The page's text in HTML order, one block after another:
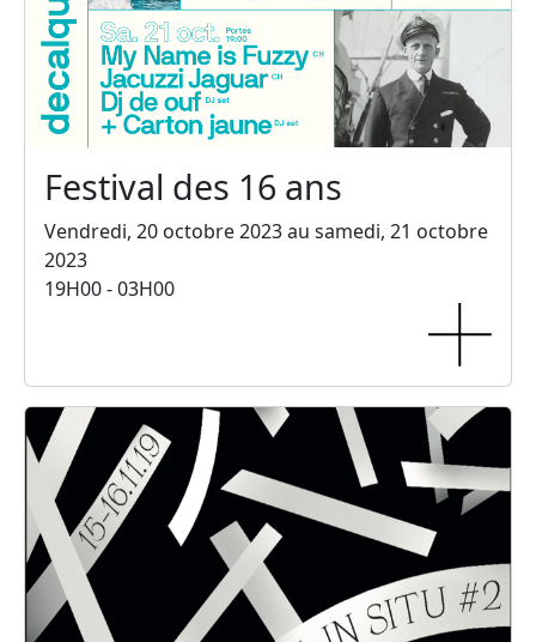
Festival des 16 ans
Vendredi, 20 octobre 2023 au samedi, 21 octobre
2023
19H00 - 03H00